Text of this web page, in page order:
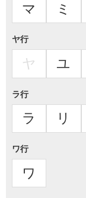
マ ミ
ヤ行
ヤ ユ
ラ行
ラ リ
ワ行
ワ